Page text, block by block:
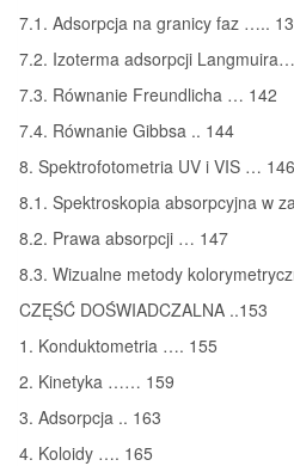
7.1. Adsorpcja na granicy faz …..
7.2. Izoterma adsorpcji
7.3. Równanie Freundlicha … 142
7.4. Równanie Gibbsa .. 144
8. Spektrofotometria UV i VIS … 146
8.1. Spektroskopia absorpcyjna w
8.2. Prawa absorpcji … 147
8.3. Wizualne metody
CZĘŚĆ DOŚWIADCZALNA ..153
1. Konduktometria …. 155
2. Kinetyka …… 159
3. Adsorpcja .. 163
4. Koloidy …. 165